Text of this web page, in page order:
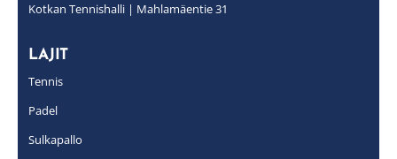
Kotkan Tennishalli | Mahlamäentie 31
LAJIT
Tennis
Padel
Sulkapallo